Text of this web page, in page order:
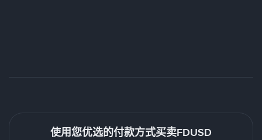
使用您优选的付款方式买卖FDUSD